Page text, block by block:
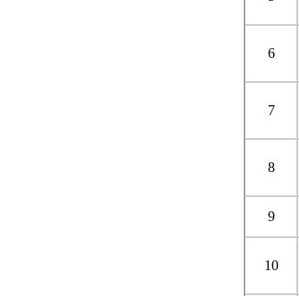
6
7
8
9
10